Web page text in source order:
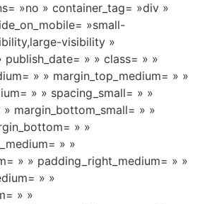
»no » container_tag= »div »
»small-
visibility »
» » class= » »
» » margin_top_medium= » »
» » spacing_small= » »
margin_bottom_small= » »
» »
» »
» » padding_right_medium= » »
» »
» »